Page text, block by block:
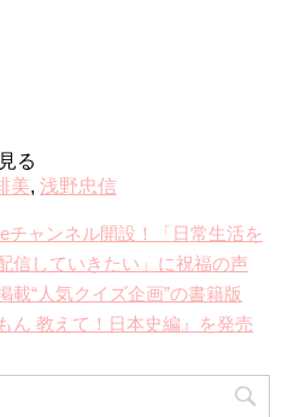
る
美, 浅野忠信
チャンネル開設！「日常生活を
信していきたい」に祝福の声
載“人気クイズ企画”の書籍版
ん 教えて！日本史編』を発売